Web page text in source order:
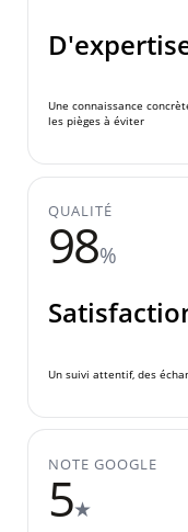
Une connaissance
les pièges à éviter
QUALITÉ
98%
Un suivi attentif, des
NOTE GOOGLE
5★